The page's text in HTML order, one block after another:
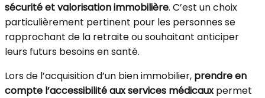
sécurité et valorisation immobilière. C’est un choix
particulièrement pertinent pour les personnes se
rapprochant de la retraite ou souhaitant anticiper
leurs futurs besoins en santé.
Lors de l’acquisition d’un bien immobilier, prendre en
compte l’accessibilité aux services médicauxpermet